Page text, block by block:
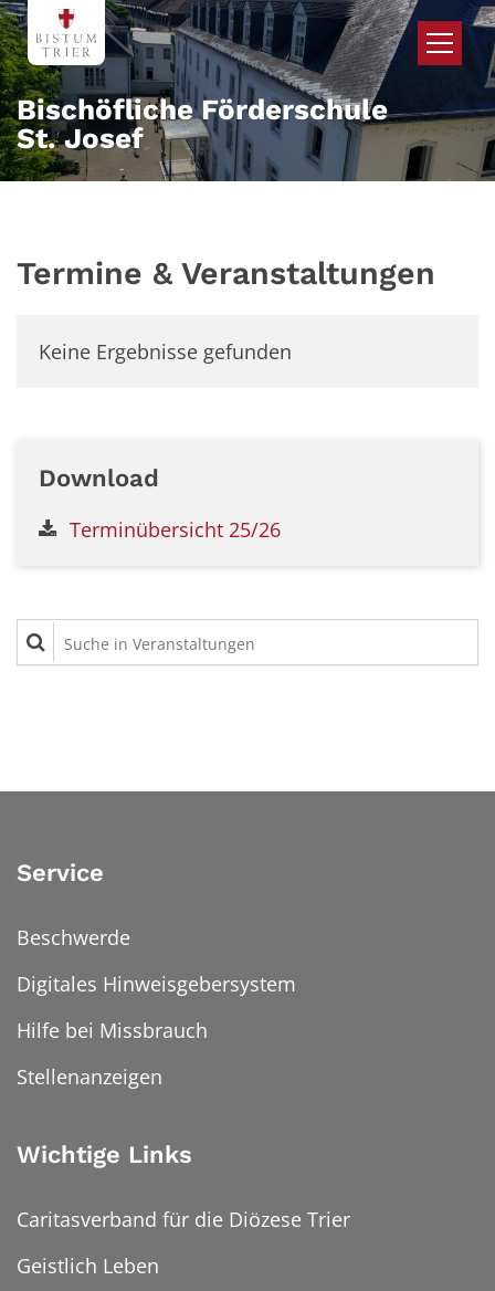
Zum Inhalt springen
Bischöfliche Förderschule
St. Josef
Termine & Veranstaltungen
Keine Ergebnisse gefunden
Download
Terminübersicht 25/26
Suche in Veranstaltungen
Service
Beschwerde
Digitales Hinweisgebersystem
Hilfe bei Missbrauch
Stellenanzeigen
Wichtige Links
Caritasverband für die Diözese Trier
Geistlich Leben